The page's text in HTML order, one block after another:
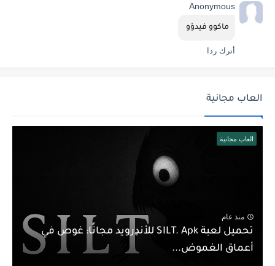
Anonymous
ماكوو فيدؤو
أترك ردا
العاب مجانية
العاب مجانية
منذ عام
تحميل لعبة SILT. Apk للأندرويد مجانًا: غوص في
أعماق الغموض...